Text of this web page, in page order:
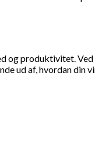
og produktivitet.
ud af, hvordan din